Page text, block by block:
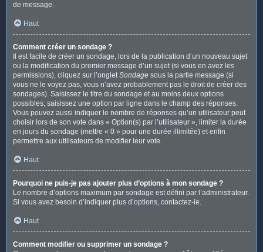
de message.
Haut
Comment créer un sondage ?
Il est facile de créer un sondage, lors de la publication d’un nouveau sujet
ou la modification du premier message d’un sujet (si vous en avez les
permissions), cliquez sur l’ongletSondage sous la partie message (si
vous ne le voyez pas, vous n’avez probablement pas le droit de créer des
sondages). Saisissez le titre du sondage et au moins deux options
possibles, saisissez une option par ligne dans le champ des réponses.
Vous pouvez aussi indiquer le nombre de réponses qu’un utilisateur peut
choisir lors de son vote dans « Option(s) par l’utilisateur », limiter la durée
en jours du sondage (mettre « 0 » pour une durée illimitée) et enfin
permettre aux utilisateurs de modifier leur vote.
Haut
Pourquoi ne puis-je pas ajouter plus d’options à mon sondage ?
Le nombre d’options maximum par sondage est défini par l’administrateur.
Si vous avez besoin d’indiquer plus d’options, contactez-le.
Haut
Comment modifier ou supprimer un sondage ?